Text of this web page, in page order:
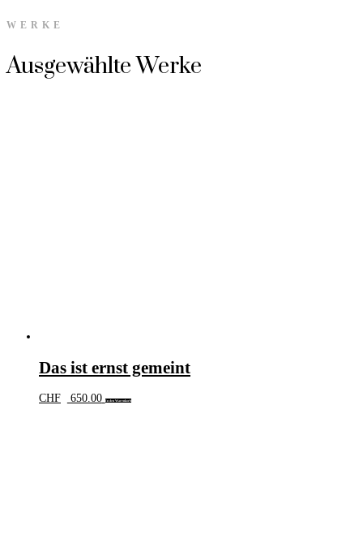
WERKE
Ausgewählte Werke
Das ist ernst gemeint
CHF 650.00 In den Warenkorb